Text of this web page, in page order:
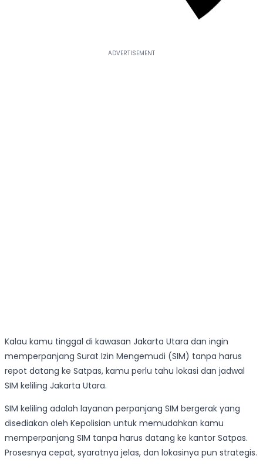
Kalau kamu tinggal di kawasan Jakarta Utara dan ingin
memperpanjang Surat Izin Mengemudi (SIM) tanpa harus
repot datang ke Satpas, kamu perlu tahu lokasi dan jadwal
SIM keliling Jakarta Utara.
SIM keliling adalah layanan perpanjang SIM bergerak yang
disediakan oleh Kepolisian untuk memudahkan kamu
memperpanjang SIM tanpa harus datang ke kantor Satpas.
Prosesnya cepat, syaratnya jelas, dan lokasinya pun strategis.